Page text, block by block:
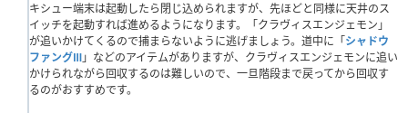
キシュー端末は起動したら閉じ込められますが、先ほどと同様に天井のス
イッチを起動すれば進めるようになります。「クラヴィスエンジェモン」
が追いかけてくるので捕まらないように逃げましょう。道中に「シャドウ
ファングⅢ」などのアイテムがありますが、クラヴィスエンジェモンに追い
かけられながら回収するのは難しいので、一旦階段まで戻ってから回収す
るのがおすすめです。